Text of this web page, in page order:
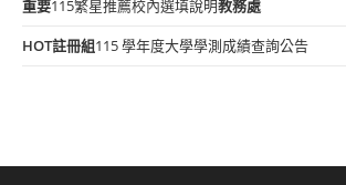
重要115繁星推薦校內選填說明教務處
HOT註冊組115 學年度大學學測成績查詢公告